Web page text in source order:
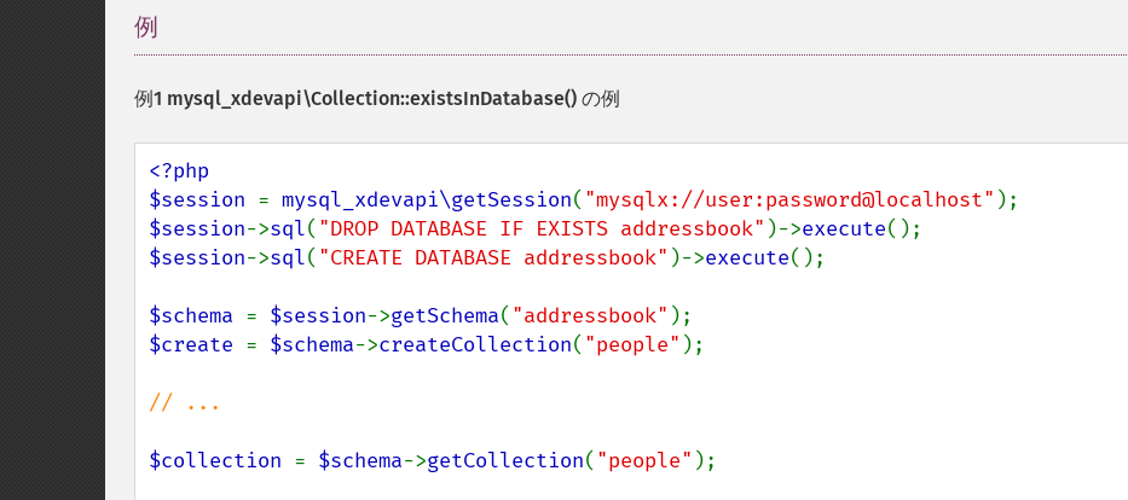
例
例1 mysql_xdevapi\Collection::existsInDatabase() の例
<?php
$session = mysql_xdevapi\getSession( "mysqlx://user:password@localhost"
$session->sql( "DROP DATABASE IF EXISTS addressbook" )->execute
$session->sql( "CREATE DATABASE addressbook" )->execute();
$schema = $session->getSchema( "addressbook"
$create = $schema->createCollection( "people" );
// ...
$collection = $schema->getCollection( "people" );